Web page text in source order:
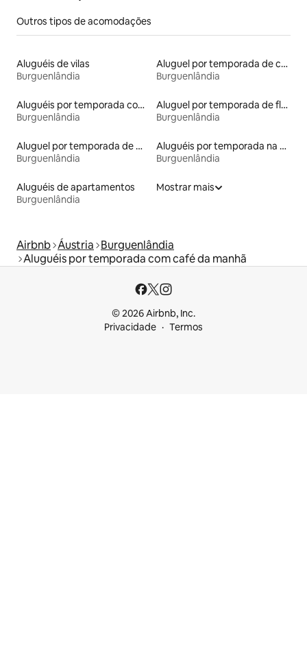
Outros tipos de acomodações
Aluguéis de vilas
Burguenlândia
Aluguel por temporada de casas de hóspedes
Burguenlândia
Aluguéis por temporada com acesso ao lago
Burguenlândia
Aluguel por temporada de flats
Burguenlândia
Aluguel por temporada de microcasas
Burguenlândia
Aluguéis por temporada na orla
Burguenlândia
Aluguéis de apartamentos
Burguenlândia
Mostrar mais
Airbnb Áustria Burguenlândia
Aluguéis por temporada com café da manhã
© 2026 Airbnb, Inc.
Privacidade
Termos